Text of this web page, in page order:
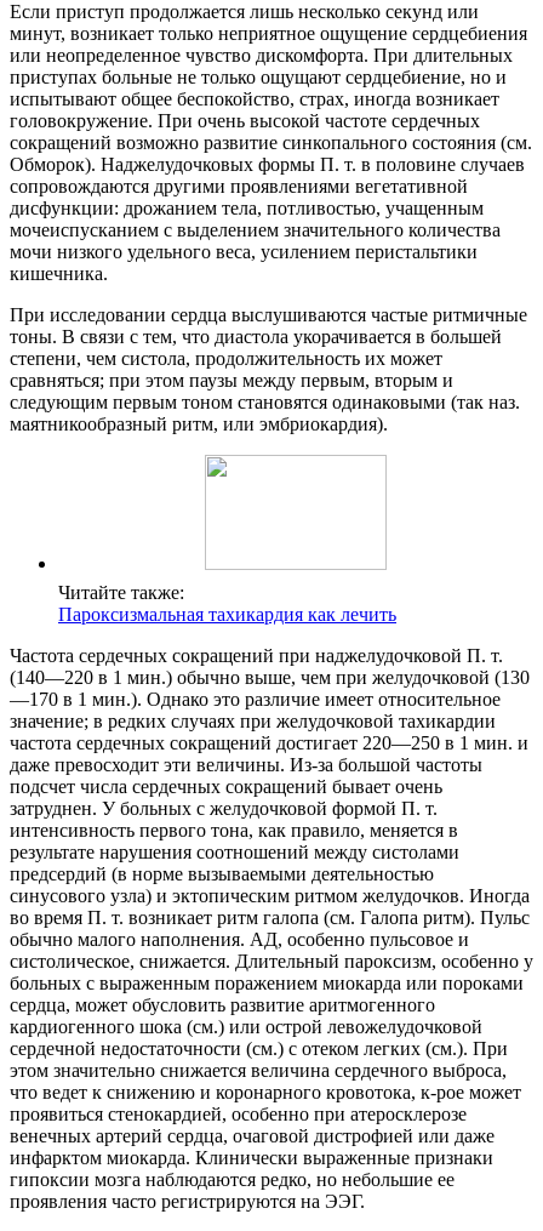
Если приступ продолжается лишь несколько секунд или
минут, возникает только неприятное ощущение сердцебиения
или неопределенное чувство дискомфорта. При длительных
приступах больные не только ощущают сердцебиение, но и
испытывают общее беспокойство, страх, иногда возникает
головокружение. При очень высокой частоте сердечных
сокращений возможно развитие синкопального состояния (см.
Обморок). Наджелудочковых формы П. т. в половине случаев
сопровождаются другими проявлениями вегетативной
дисфункции: дрожанием тела, потливостью, учащенным
мочеиспусканием с выделением значительного количества
мочи низкого удельного веса, усилением перистальтики
кишечника.
При исследовании сердца выслушиваются частые ритмичные
тоны. В связи с тем, что диастола укорачивается в большей
степени, чем систола, продолжительность их может
сравняться; при этом паузы между первым, вторым и
следующим первым тоном становятся одинаковыми (так наз.
маятникообразный ритм, или эмбриокардия).
Читайте также:
Пароксизмальная тахикардия как лечить
Частота сердечных сокращений при наджелудочковой П. т.
(140—220 в 1 мин.) обычно выше, чем при желудочковой (130
—170 в 1 мин.). Однако это различие имеет относительное
значение; в редких случаях при желудочковой тахикардии
частота сердечных сокращений достигает 220—250 в 1 мин. и
даже превосходит эти величины. Из-за большой частоты
подсчет числа сердечных сокращений бывает очень
затруднен. У больных с желудочковой формой П. т.
интенсивность первого тона, как правило, меняется в
результате нарушения соотношений между систолами
предсердий (в норме вызываемыми деятельностью
синусового узла) и эктопическим ритмом желудочков. Иногда
во время П. т. возникает ритм галопа (см. Галопа ритм). Пульс
обычно малого наполнения. АД, особенно пульсовое и
систолическое, снижается. Длительный пароксизм, особенно у
больных с выраженным поражением миокарда или пороками
сердца, может обусловить развитие аритмогенного
кардиогенного шока (см.) или острой левожелудочковой
сердечной недостаточности (см.) с отеком легких (см.). При
этом значительно снижается величина сердечного выброса,
что ведет к снижению и коронарного кровотока, к-рое может
проявиться стенокардией, особенно при атеросклерозе
венечных артерий сердца, очаговой дистрофией или даже
инфарктом миокарда. Клинически выраженные признаки
гипоксии мозга наблюдаются редко, но небольшие ее
проявления часто регистрируются на ЭЭГ.